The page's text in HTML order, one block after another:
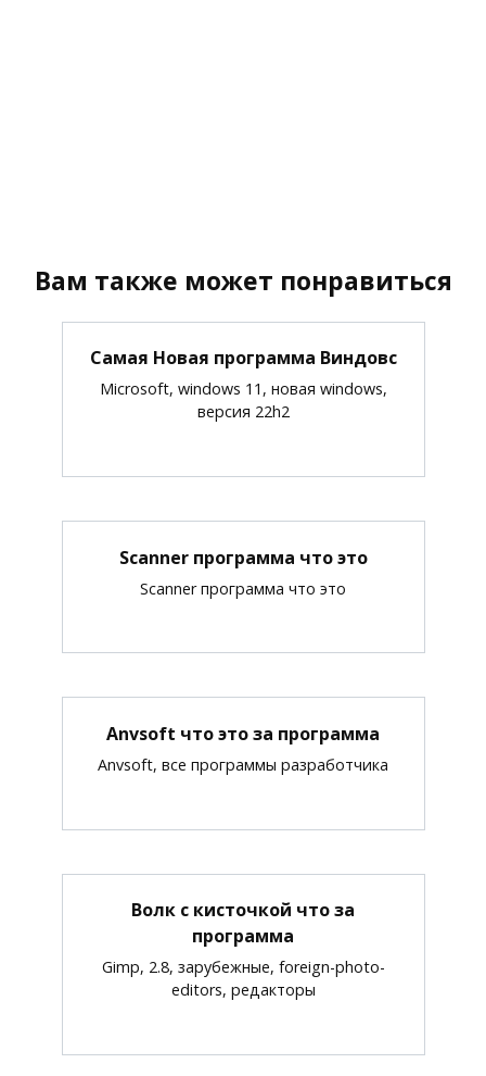
Вам также может понравиться
Самая Новая программа Виндовс
Microsoft, windows 11, новая windows,
версия 22h2
Scanner программа что это
Scanner программа что это
Anvsoft что это за программа
Anvsoft, все программы разработчика
Волк с кисточкой что за
программа
Gimp, 2.8, зарубежные, foreign-photo-
editors, редакторы